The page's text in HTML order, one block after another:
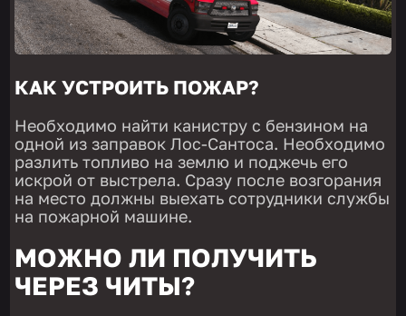
КАК УСТРОИТЬ ПОЖАР?
Необходимо найти канистру с бензином на
одной из заправок Лос-Сантоса. Необходимо
разлить топливо на землю и поджечь его
искрой от выстрела. Сразу после возгорания
на место должны выехать сотрудники службы
на пожарной машине.
МОЖНО ЛИ ПОЛУЧИТЬ
ЧЕРЕЗ ЧИТЫ?